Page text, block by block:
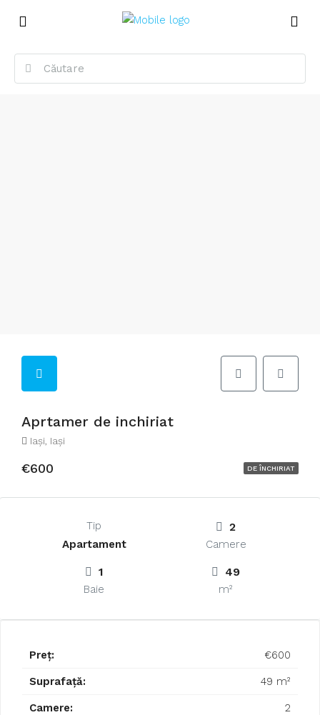
Aprtamer de inchiriat
Iaşi, Iași
€600 DE ÎNCHIRIAT
Tip
Apartament
2
Camere
1
Baie
49
m²
Preț: €600
Suprafață: 49 m²
Camere: 2